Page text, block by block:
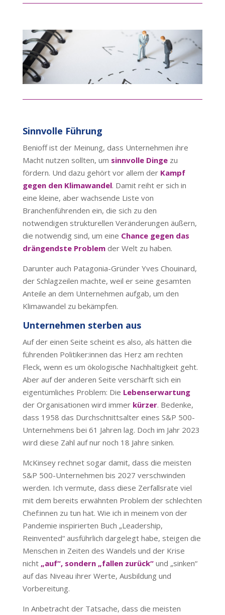
Sinnvolle Führung
Benioff ist der Meinung, dass Unternehmen ihre
Macht nutzen sollten, um sinnvolle Dingezu
fördern. Und dazu gehört vor allem der Kampf
gegen den Klimawandel. Damit reiht er sich in
eine kleine, aber wachsende Liste von
Branchenführenden ein, die sich zu den
notwendigen strukturellen Veränderungen äußern,
die notwendig sind, um eine Chance gegen das
drängendste Problemder Welt zu haben.
Darunter auch Patagonia-Gründer Yves Chouinard,
der Schlagzeilen machte, weil er seine gesamten
Anteile an dem Unternehmen aufgab, um den
Klimawandel zu bekämpfen.
Unternehmen sterben aus
Auf der einen Seite scheint es also, als hätten die
führenden Politiker:innen das Herz am rechten
Fleck, wenn es um ökologische Nachhaltigkeit geht.
Aber auf der anderen Seite verschärft sich ein
eigentümliches Problem: Die Lebenserwartung
der Organisationen wird immer kürzer. Bedenke,
dass 1958 das Durchschnittsalter eines S&P 500-
Unternehmens bei 61 Jahren lag. Doch im Jahr 2023
wird diese Zahl auf nur noch 18 Jahre sinken.
McKinsey rechnet sogar damit, dass die meisten
S&P 500-Unternehmen bis 2027 verschwinden
werden. Ich vermute, dass diese Zerfallsrate viel
mit dem bereits erwähnten Problem der schlechten
Chef:innen zu tun hat. Wie ich in meinem von der
Pandemie inspirierten Buch „Leadership,
Reinvented“ ausführlich dargelegt habe, steigen die
Menschen in Zeiten des Wandels und der Krise
nicht „auf“, sondern „fallen zurück“und „sinken“
auf das Niveau ihrer Werte, Ausbildung und
Vorbereitung.
In Anbetracht der Tatsache, dass die meisten